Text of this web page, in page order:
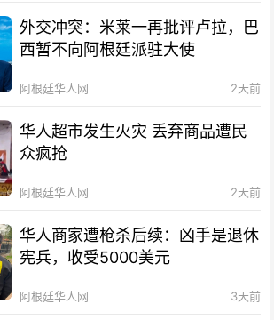
外交冲突：米莱一再批评卢拉，巴
西暂不向阿根廷派驻大使
阿根廷华人网 2天前
华人超市发生火灾 丢弃商品遭民
众疯抢
阿根廷华人网 2天前
华人商家遭枪杀后续：凶手是退休
宪兵，收受5000美元
阿根廷华人网 3天前